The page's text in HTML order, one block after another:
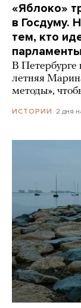
«Яблоко»
в Госдуму.
тем, кто
парламенты
В Петербурге
летняя
методы»,
ИСТОРИИ 2 дня